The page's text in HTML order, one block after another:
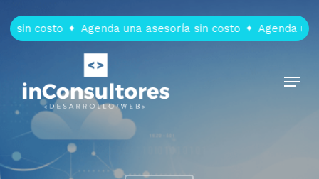
to
main
costo ✦ Agenda una asesoría sin costo ✦ Agenda una
Menu